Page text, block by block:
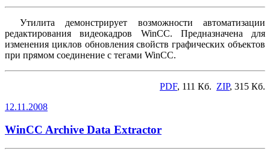
Утилита демонстрирует возможности автоматизации
редактирования видеокадров WinCC. Предназначена для
изменения циклов обновления свойств графических объектов
при прямом соединение с тегами WinCC.
PDF, 111 Кб. ZIP, 315 Кб.
12.11.2008
WinCC Archive Data Extractor